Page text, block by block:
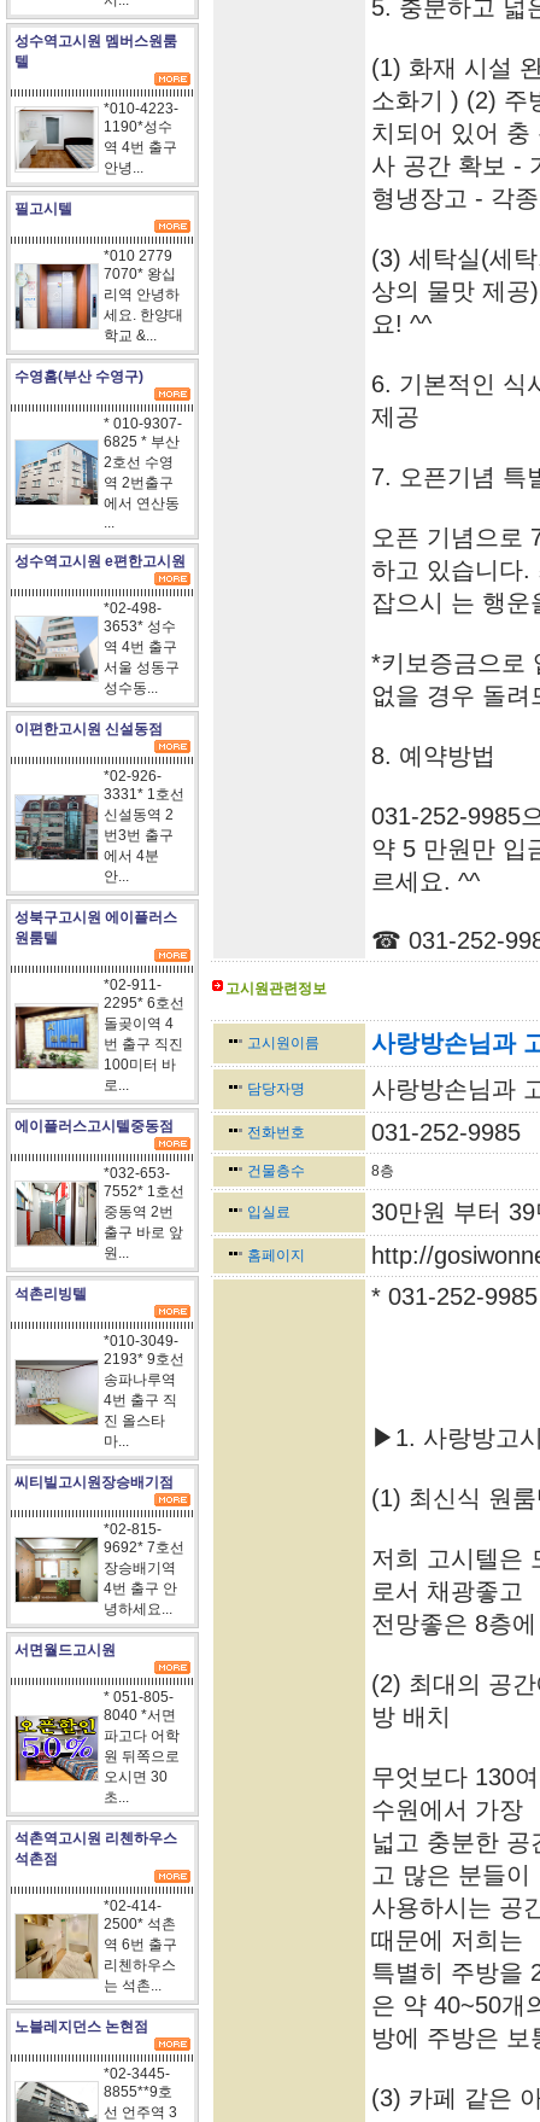
성수역고시원 멤버스원룸
텔
*010-4223-
1190*성수
역 4번 출구
안녕...
필고시텔
*010 2779
7070* 왕십
리역 안녕하
세요. 한양대
학교 &...
수영홈(부산 수영구)
* 010-9307-
6825 * 부산
2호선 수영
역 2번출구
에서 연산동
...
성수역고시원 e편한고시원
*02-498-
3653* 성수
역 4번 출구
서울 성동구
성수동...
이편한고시원 신설동점
*02-926-
3331* 1호선
신설동역 2
번3번 출구
에서 4분
안...
성북구고시원 에이플러스
원룸텔
*02-911-
2295* 6호선
돌곶이역 4
번 출구 직진
100미터 바
로...
에이플러스고시텔중동점
*032-653-
7552* 1호선
중동역 2번
출구 바로 앞
원...
석촌리빙텔
*010-3049-
2193* 9호선
송파나루역
4번 출구 직
진 올스타
마...
씨티빌고시원장승배기점
*02-815-
9692* 7호선
장승배기역
4번 출구 안
녕하세요...
서면월드고시원
* 051-805-
8040 *서면
파고다 어학
원 뒤쪽으로
오시면 30
초...
석촌역고시원 리첸하우스
석촌점
*02-414-
2500* 석촌
역 6번 출구
리첸하우스
는 석촌...
노블레지던스 논현점
*02-3445-
8855**9호
선 언주역 3
5. 충분하고 넓
(1) 화재 시설
소화기 ) (2) 주
치되어 있어
사 공간 확보 -
형냉장고 - 각
(3) 세탁실(세
상의 물맛 제공
요! ^^
6. 기본적인 식
제공
7. 오픈기념 특
오픈 기념으로
하고 있습니다.
잡으시 는 행운
*키보증금으로
없을 경우 돌려
8. 예약방법
031-252-9985
약 5 만원만 입
르세요. ^^
☎ 031-252-
고시원관련정보
고시원이름
사랑방손님과
담당자명 사랑방손님과
전화번호 031-252-9985
건물층수 8층
입실료 30만원 부터
홈페이지
http://
* 031-252-
▶1. 사랑방고
(1) 최신식 원
저희 고시텔은
로서 채광좋고
전망좋은 8층
(2) 최대의 공
방 배치
무엇보다 130
수원에서 가장
넓고 충분한
고 많은 분들이
사용하시는 공
때문에 저희는
특별히 주방을
은 약 40~50개
방에 주방은 보
(3) 카페 같은